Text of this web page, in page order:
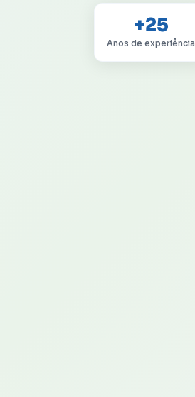
+25
Anos de experiência